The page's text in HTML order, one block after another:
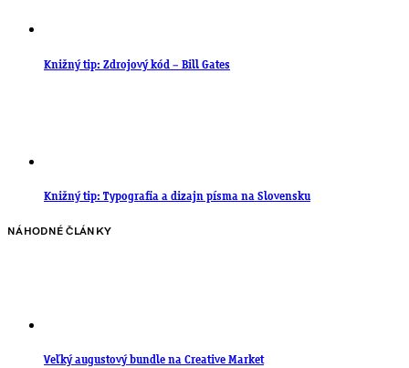
Knižný tip: Zdrojový kód – Bill Gates
Knižný tip: Typografia a dizajn písma na Slovensku
NÁHODNÉ ČLÁNKY
Veľký augustový bundle na Creative Market